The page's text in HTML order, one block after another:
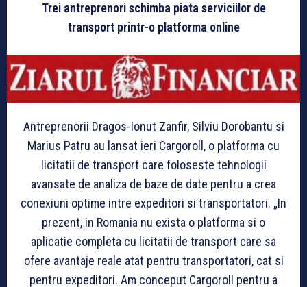
Trei antreprenori schimba piata serviciilor de
transport printr-o platforma online
Antreprenorii Dragos-Ionut Zanfir, Silviu Dorobantu si
Marius Patru au lansat ieri Cargoroll, o platforma cu
licitatii de transport care foloseste tehnologii
avansate de analiza de baze de date pentru a crea
conexiuni optime intre expeditori si transportatori. „In
prezent, in Romania nu exista o platforma si o
aplicatie completa cu licitatii de transport care sa
ofere avantaje reale atat pentru transportatori, cat si
pentru expeditori. Am conceput Cargoroll pentru a